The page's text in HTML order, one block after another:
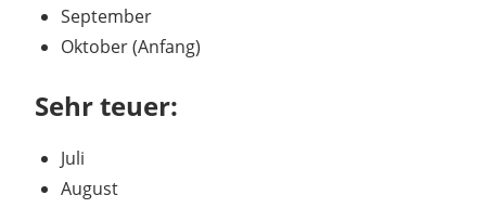
September
Oktober (Anfang)
Sehr teuer:
Juli
August